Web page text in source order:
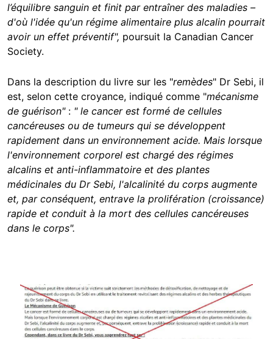
l’équilibre sanguin et finit par entraîner des maladies –
d'où l'idée qu'un régime alimentaire plus alcalin pourrait
avoir un effet préventif", poursuit la Canadian Cancer
Society.
Dans la description du livre sur les "remèdes" Dr Sebi, il
est, selon cette croyance, indiqué comme "mécanisme
de guérison" : " le cancer est formé de cellules
cancéreuses ou de tumeurs qui se développent
rapidement dans un environnement acide. Mais lorsque
l'environnement corporel est chargé des régimes
alcalins et anti-inflammatoire et des plantes
médicinales du Dr Sebi, l'alcalinité du corps augmente
et, par conséquent, entrave la prolifération (croissance)
rapide et conduit à la mort des cellules cancéreuses
dans le corps".
Image